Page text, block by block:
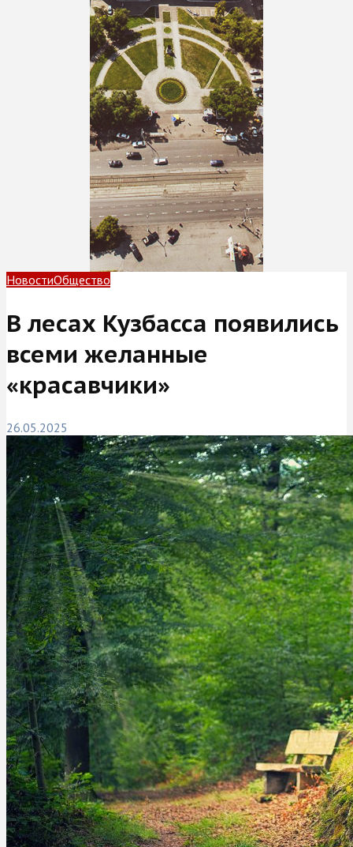
НовостиОбщество
В лесах Кузбасса появились
всеми желанные
«красавчики»
26.05.2025